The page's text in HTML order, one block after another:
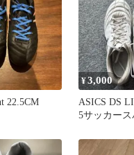
22.5CM
¥3,000
ASICS DS
5サッカース